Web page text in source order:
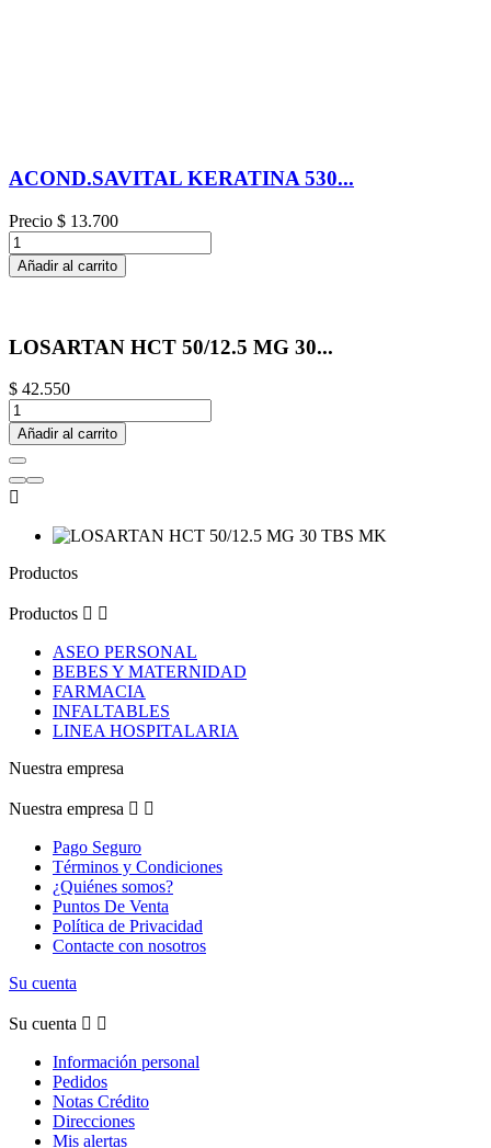
ACOND.SAVITAL KERATINA 530...
Precio $ 13.700
Añadir al carrito
LOSARTAN HCT 50/12.5 MG 30...
$ 42.550
Añadir al carrito

Productos
Productos  
ASEO PERSONAL
BEBES Y MATERNIDAD
FARMACIA
INFALTABLES
LINEA HOSPITALARIA
Nuestra empresa
Nuestra empresa  
Pago Seguro
Términos y Condiciones
¿Quiénes somos?
Puntos De Venta
Política de Privacidad
Contacte con nosotros
Su cuenta
Su cuenta  
Información personal
Pedidos
Notas Crédito
Direcciones
Mis alertas